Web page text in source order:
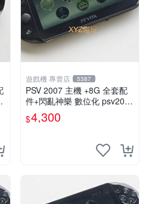
遊戲機 專賣店 5387
PSV 2007 主機 +8G 全套配
件+閃亂神樂 數位化 psv2007
主機
$4,300